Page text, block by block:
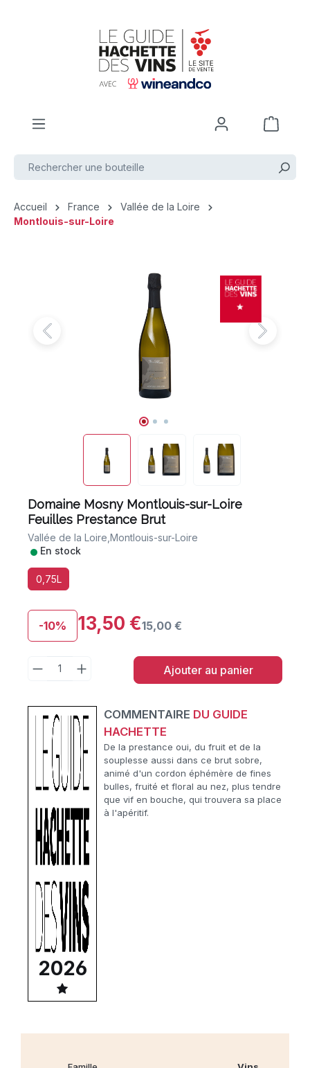
Accueil France
Vallée de la Loire
Montlouis-sur-Loire
Domaine Mosny Montlouis-sur-Loire
Feuilles Prestance Brut
Vallée de la Loire, Montlouis-sur-Loire
•En stock
0,75L
-10% 13,50 €15,00 €
Ajouter au panier
2026
COMMENTAIRE DU GUIDE
HACHETTE
De la prestance oui, du fruit et de la
souplesse aussi dans ce brut sobre,
animé d'un cordon éphémère de fines
bulles, fruité et floral au nez, plus tendre
que vif en bouche, qui trouvera sa place
à l'apéritif.